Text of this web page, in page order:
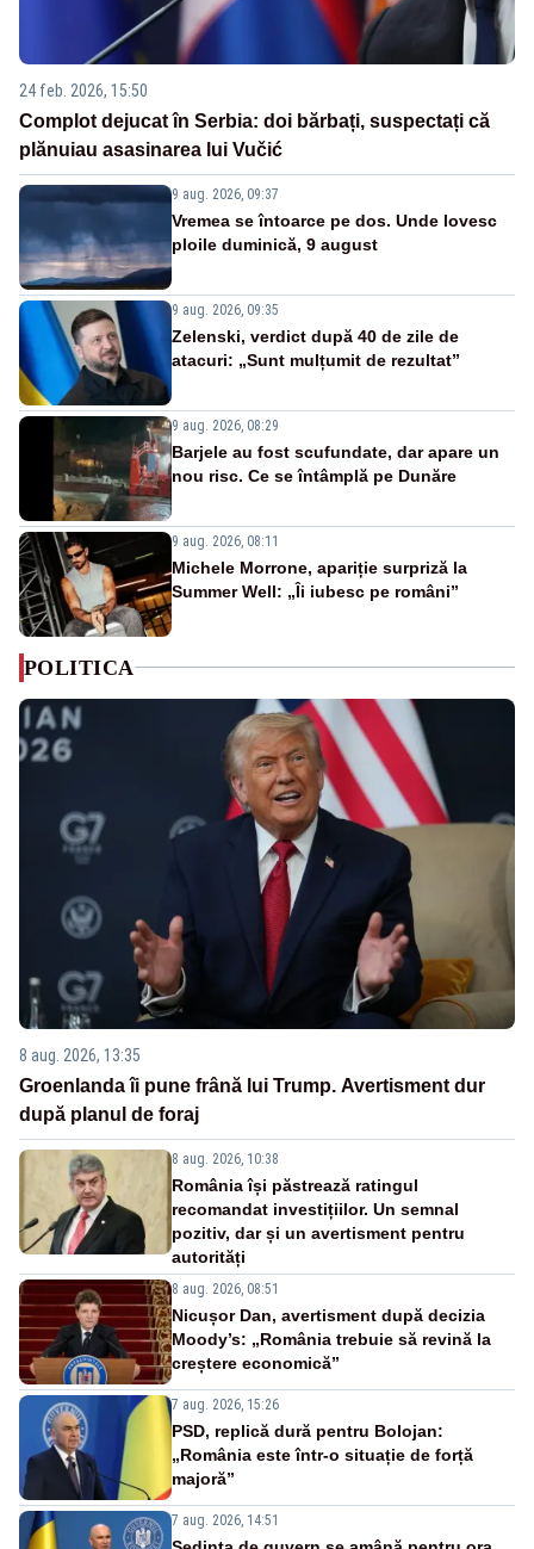
24 feb. 2026, 15:50
Complot dejucat în Serbia: doi bărbați, suspectați că
plănuiau asasinarea lui Vučić
9 aug. 2026, 09:37
Vremea se întoarce pe dos. Unde lovesc
ploile duminică, 9 august
9 aug. 2026, 09:35
Zelenski, verdict după 40 de zile de
atacuri: „Sunt mulțumit de rezultat”
9 aug. 2026, 08:29
Barjele au fost scufundate, dar apare un
nou risc. Ce se întâmplă pe Dunăre
9 aug. 2026, 08:11
Michele Morrone, apariție surpriză la
Summer Well: „Îi iubesc pe români”
POLITICA
8 aug. 2026, 13:35
Groenlanda îi pune frână lui Trump. Avertisment dur
după planul de foraj
8 aug. 2026, 10:38
România își păstrează ratingul
recomandat investițiilor. Un semnal
pozitiv, dar și un avertisment pentru
autorități
8 aug. 2026, 08:51
Nicușor Dan, avertisment după decizia
Moody’s: „România trebuie să revină la
creștere economică”
7 aug. 2026, 15:26
PSD, replică dură pentru Bolojan:
„România este într-o situație de forță
majoră”
7 aug. 2026, 14:51